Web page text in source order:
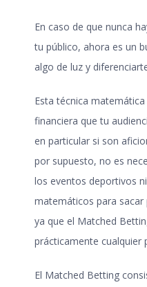
En caso de que nunca
tu público, ahora es un
algo de luz y
Esta técnica
financiera que tu
en particular si son
por supuesto, no es
los eventos deportivos
matemáticos para
ya que el Matched
prácticamente cualquier
El Matched Betting